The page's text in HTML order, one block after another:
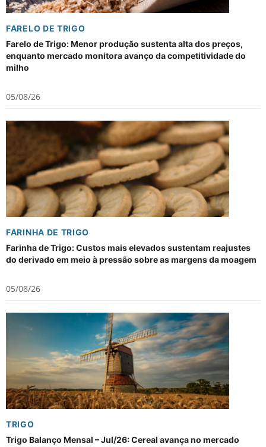
FARELO DE TRIGO
Farelo de Trigo: Menor produção sustenta alta dos preços,
enquanto mercado monitora avanço da competitividade do
milho
05/08/26
FARINHA DE TRIGO
Farinha de Trigo: Custos mais elevados sustentam reajustes
do derivado em meio à pressão sobre as margens da moagem
05/08/26
TRIGO
Trigo Balanço Mensal – Jul/26: Cereal avança no mercado